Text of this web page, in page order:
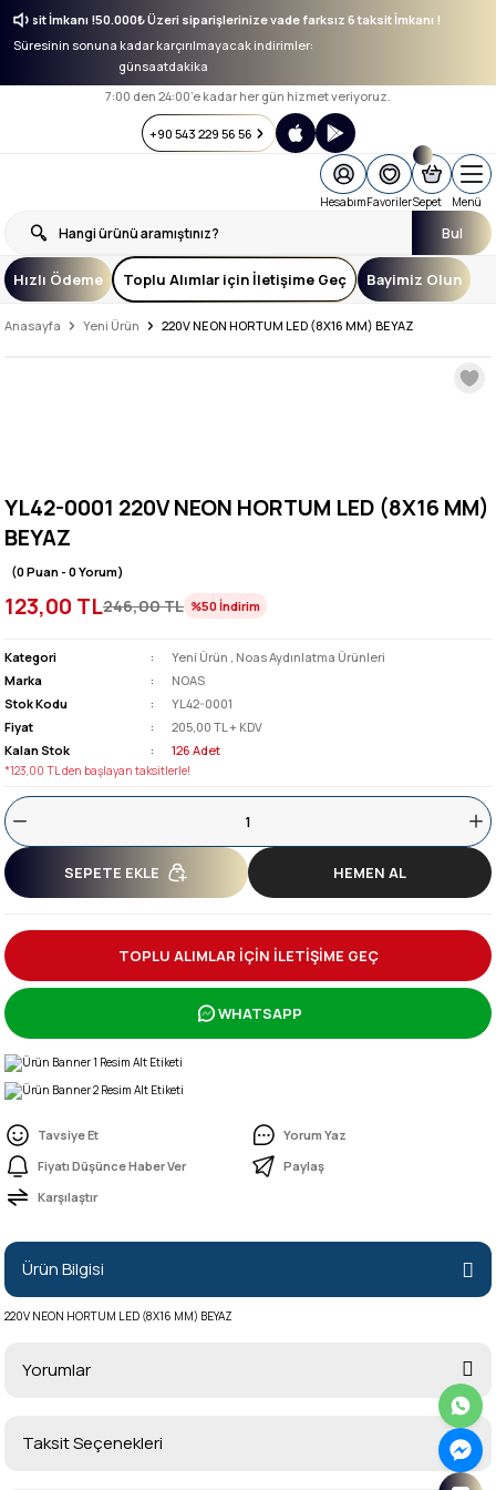
6 taksit İmkanı !50.000₺ Üzeri siparişlerinize vade farksız 6 taksit İmkanı !
Süresinin sonuna kadar karçırılmayacak indirimler:
günsaatdakika
7:00 den 24:00’e kadar her gün hizmet veriyoruz.
+90 543 229 56 56
Bul
HesabımFavorilerSepet Menü
Hızlı Ödeme Toplu Alımlar için İletişime Geç Bayimiz Olun
Anasayfa Yeni Ürün 220V NEON HORTUM LED (8X16 MM) BEYAZ
YL42-0001 220V NEON HORTUM LED (8X16 MM)
BEYAZ
(0 Puan - 0 Yorum)
123,00 TL246,00 TL %50İndirim
Kategori Yeni Ürün , Noas Aydınlatma Ürünleri
Marka
NOAS
Stok Kodu
YL42-0001
Fiyat
205,00 TL + KDV
Kalan Stok
126 Adet
*123,00 TL den başlayan taksitlerle!
SEPETE EKLE HEMEN AL
TOPLU ALIMLAR İÇİN İLETİŞİME GEÇ
WHATSAPP
Tavsiye Et
Yorum Yaz
Fiyatı Düşünce Haber Ver
Paylaş
Karşılaştır
Ürün Bilgisi
220V NEON HORTUM LED (8X16 MM) BEYAZ
Yorumlar
Bu ürüne ilk yorumu siz yapın!
Taksit Seçenekleri